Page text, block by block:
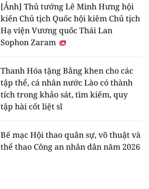
[Ảnh] Thủ tướng Lê Minh Hưng hội
kiến Chủ tịch Quốc hội kiêm Chủ tịch
Hạ viện Vương quốc Thái Lan
Sophon Zaram
Thanh Hóa tặng Bằng khen cho các
tập thể, cá nhân nước Lào có thành
tích trong khảo sát, tìm kiếm, quy
tập hài cốt liệt sĩ
Bế mạc Hội thao quân sự, võ thuật và
thể thao Công an nhân dân năm 2026